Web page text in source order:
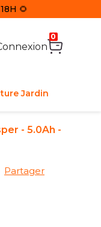
🌻
0
Jardin
- 5.0Ah -
Partager